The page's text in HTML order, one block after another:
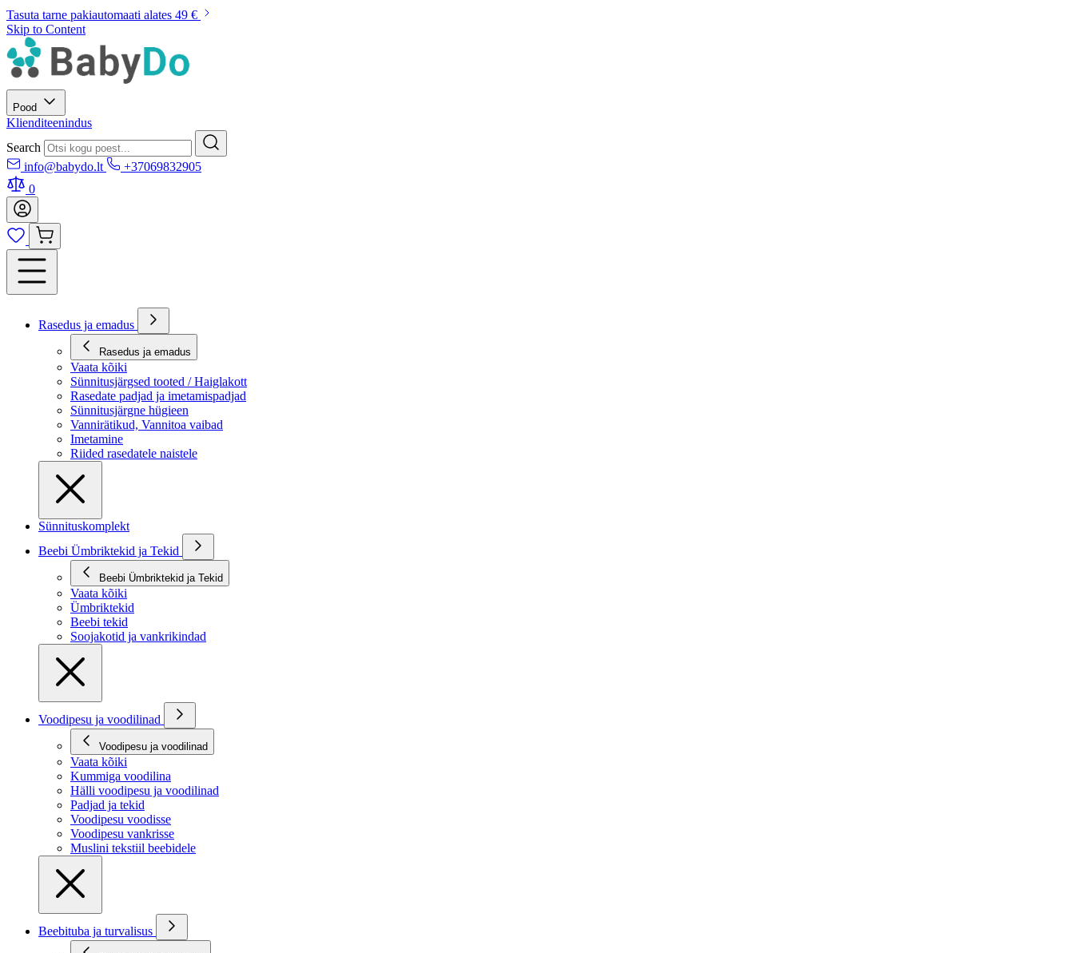
Tasuta tarne pakiautomaati alates 49 €
Skip to Content
Pood
Klienditeenindus
Search
info@babydo.lt
+37069832905
0
Rasedus ja emadus
Rasedus ja emadus
Vaata kõiki
Sünnitusjärgsed tooted / Haiglakott
Rasedate padjad ja imetamispadjad
Sünnitusjärgne hügieen
Vannirätikud, Vannitoa vaibad
Imetamine
Riided rasedatele naistele
Sünnituskomplekt
Beebi Ümbriktekid ja Tekid
Beebi Ümbriktekid ja Tekid
Vaata kõiki
Ümbriktekid
Beebi tekid
Soojakotid ja vankrikindad
Voodipesu ja voodilinad
Voodipesu ja voodilinad
Vaata kõiki
Kummiga voodilina
Hälli voodipesu ja voodilinad
Padjad ja tekid
Voodipesu voodisse
Voodipesu vankrisse
Muslini tekstiil beebidele
Beebituba ja turvalisus